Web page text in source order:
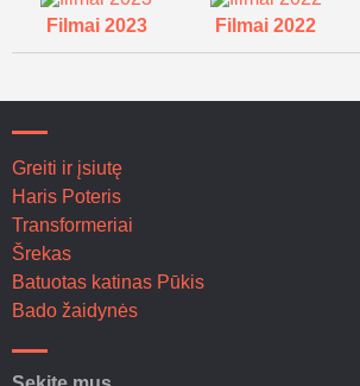
Filmai 2023 Filmai 2022
Greiti ir įsiutę
Haris Poteris
Transformeriai
Šrekas
Batuotas katinas Pūkis
Bado žaidynės